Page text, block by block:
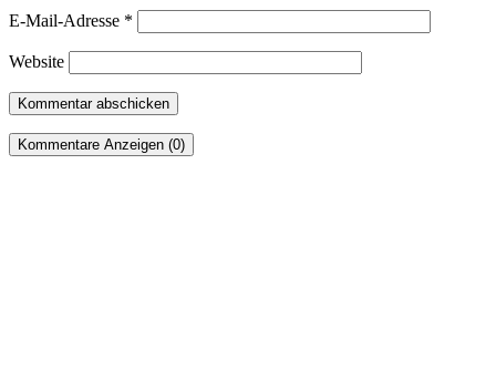
E-Mail-Adresse *
Website
Kommentare Anzeigen (0)